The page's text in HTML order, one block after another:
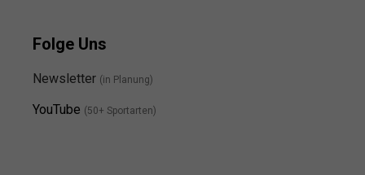
Folge Uns
Newsletter (in Planung)
YouTube (50+ Sportarten)